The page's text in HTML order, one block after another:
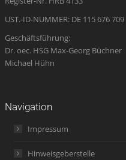
window
UST.-ID-NUMMER: DE 115 676 709
Geschäftsführung:
Dr. oec. HSG Max-Georg Büchner
Michael Hühn
Navigation
Impressum
Hinweisgeberstelle